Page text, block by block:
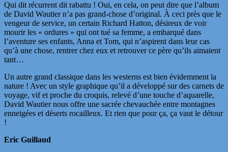
Qui dit récurrent dit rabattu ! Oui, en cela, on peut dire que l’album
de David Wautier n’a pas grand-chose d’original. À ceci près que le
vengeur de service, un certain Richard Hatton, désireux de voir
mourir les « ordures » qui ont tué sa femme, a embarqué dans
l’aventure ses enfants, Anna et Tom, qui n’aspirent dans leur cas
qu’à une chose, rentrer chez eux et retrouver ce père qu’ils aimaient
tant…
Un autre grand classique dans les westerns est bien évidemment la
nature ! Avec un style graphique qu’il a développé sur des carnets de
voyage, vif et proche du croquis, relevé d’une touche d’aquarelle,
David Wautier nous offre une sacrée chevauchée entre montagnes
enneigées et déserts rocailleux. Et rien que pour ça, ça vaut le détour
!
Eric Guillaud